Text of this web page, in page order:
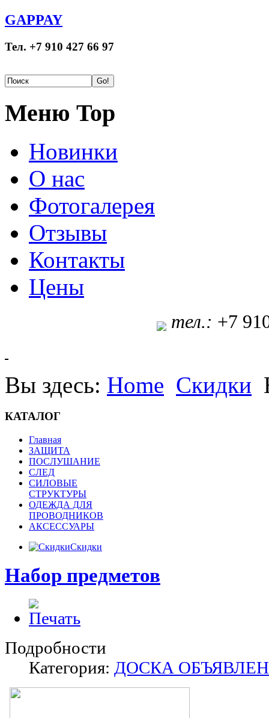
GAPPAY
Тел. +7 910 427 66 97
Меню Top
Новинки
О нас
Фотогалерея
Отзывы
Контакты
Цены
тел.: +7
Вы здесь: Home Скидки
КАТАЛОГ
Главная
ЗАЩИТА
ПОСЛУШАНИЕ
СЛЕД
СИЛОВЫЕ
СТРУКТУРЫ
ОДЕЖДА ДЛЯ
ПРОВОДНИКОВ
АКСЕССУАРЫ
Скидки
Набор предметов
Подробности
Категория: ДОСКА